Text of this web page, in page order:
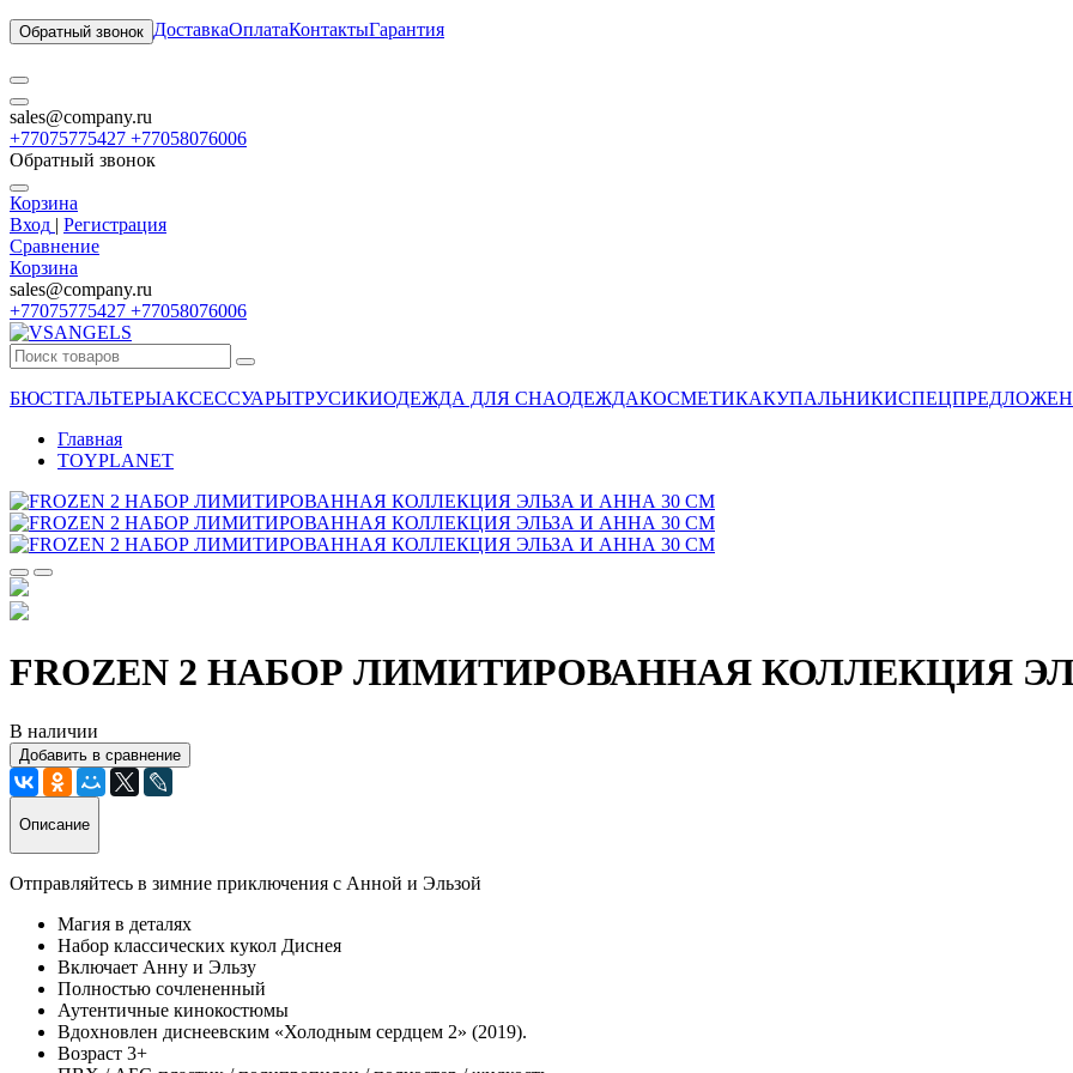
Обратный звонок ДоставкаОплатаКонтактыГарантия
sales@company.ru
+77075775427 +77058076006
Обратный звонок
Корзина
Вход | Регистрация
Сравнение
Корзина
sales@company.ru
+77075775427 +77058076006
БЮСТГАЛЬТЕРЫАКСЕССУАРЫТРУСИКИОДЕЖДА ДЛЯ СНАОДЕЖДАКОСМЕТИКАКУПАЛЬНИКИ
Главная
TOYPLANET
FROZEN 2 НАБОР ЛИМИТИРОВАННАЯ КОЛЛЕКЦИЯ
В наличии
Добавить в сравнение
Описание
Отправляйтесь в зимние приключения с Анной и Эльзой
Магия в деталях
Набор классических кукол Диснея
Включает Анну и Эльзу
Полностью сочлененный
Аутентичные кинокостюмы
Вдохновлен диснеевским «Холодным сердцем 2» (2019).
Возраст 3+